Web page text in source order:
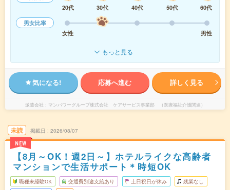
20代
30代 40代 50代
60代
男女比率
女性
男性
もっと見る
気になる! 応募へ進む 詳しく見る
派遣会社 マンパワーグループ株式会社 ケアサービス事業部 （医療福祉介護関連）
未読
NEW
掲載日 2026/08/07
【8月～OK！週2日～】ホテルライクな高齢者
マンションで生活サポート＊時短OK
職種未経験OK 交通費別途支給あり 土日祝日が休み 残業なし